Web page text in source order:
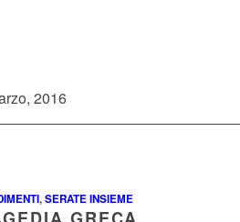
2016
,SERATE INSIEME